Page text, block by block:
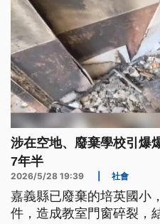
涉在空地、廢棄學校引爆
7年半
2026/5/28 19:39 社會
嘉義縣已廢棄的培英國小
件，造成教室門窗碎裂，